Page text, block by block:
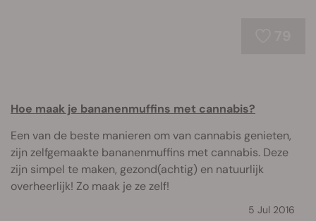
Hoe maak je bananenmuffins met cannabis?
Een van de beste manieren om van cannabis genieten,
zijn zelfgemaakte bananenmuffins met cannabis. Deze
zijn simpel te maken, gezond(achtig) en natuurlijk
overheerlijk! Zo maak je ze zelf!
5 Jul 2016